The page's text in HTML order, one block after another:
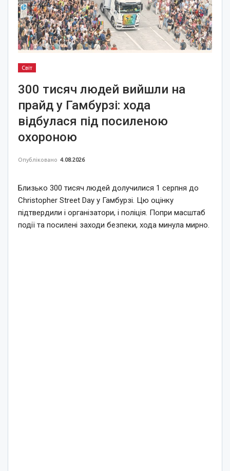
Світ
300 тисяч людей вийшли на
прайд у Гамбурзі: хода
відбулася під посиленою
охороною
Опубліковано 4.08.2026
Близько 300 тисяч людей долучилися 1 серпня до
Christopher Street Day у Гамбурзі. Цю оцінку
підтвердили і організатори, і поліція. Попри масштаб
події та посилені заходи безпеки, хода минула мирно.